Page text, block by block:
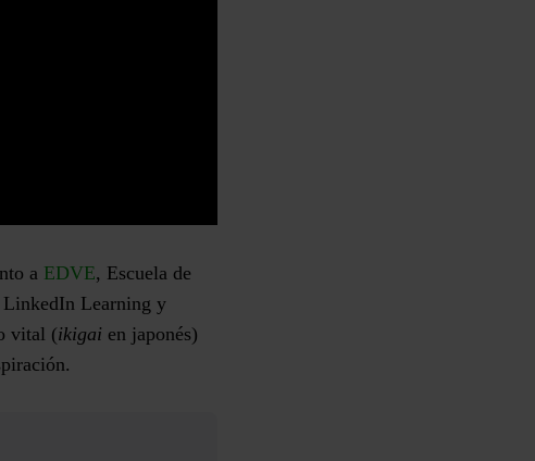
a EDVE, Escuela de
Learning y
vital (ikigai en japonés)